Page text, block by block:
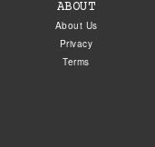
ABOUT
About Us
Privacy
Terms